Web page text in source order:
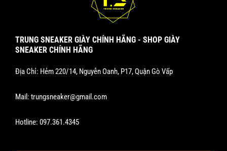
TRUNG SNEAKER GIÀY CHÍNH HÃNG - SHOP GIÀY
SNEAKER CHÍNH HÃNG
Địa Chỉ: Hẻm 220/14, Nguyễn Oanh, P17, Quận Gò Vấp
Mail: trungsneaker@gmail.com
Hotline: 097.361.4345